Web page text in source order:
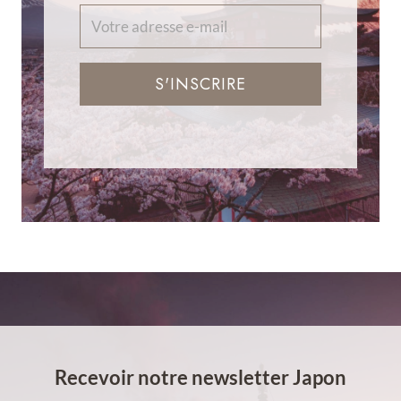
S'INSCRIRE
Recevoir notre newsletter Japon